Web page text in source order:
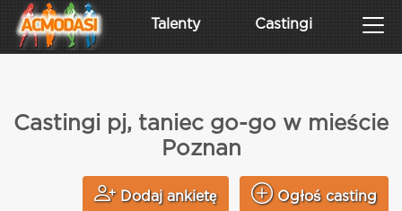
Talenty Castingi
Castingi pj, taniec go-go w mieście
Poznan
Dodaj ankietę Ogłoś casting